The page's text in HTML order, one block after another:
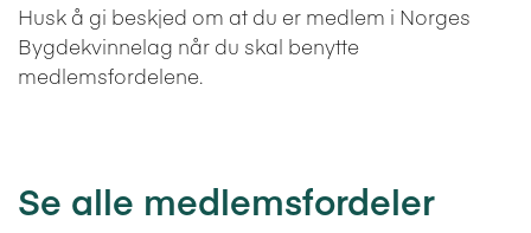
Husk å gi beskjed om at du er medlem i Norges
Bygdekvinnelag når du skal benytte
medlemsfordelene.
Se alle medlemsfordeler